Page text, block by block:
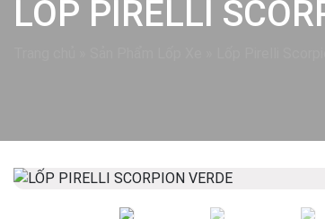
LỐP PIRELLI